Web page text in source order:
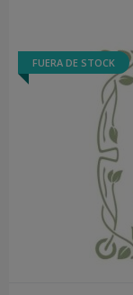
FUERA DE STOCK